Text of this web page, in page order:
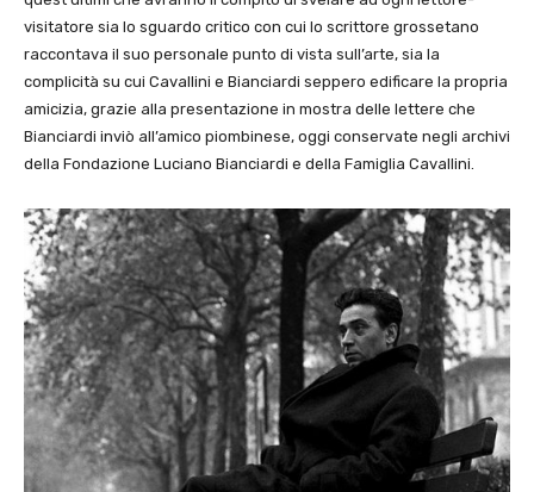
visitatore sia lo sguardo critico con cui lo scrittore grossetano
raccontava il suo personale punto di vista sull’arte, sia la
complicità su cui Cavallini e Bianciardi seppero edificare la propria
amicizia, grazie alla presentazione in mostra delle lettere che
Bianciardi inviò all’amico piombinese, oggi conservate negli archivi
della Fondazione Luciano Bianciardi e della Famiglia Cavallini.